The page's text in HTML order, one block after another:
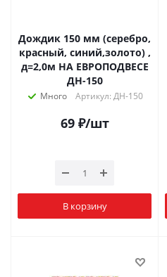
Дождик 150 мм (серебро,
красный, синий,золото) ,
д=2,0м НА ЕВРОПОДВЕСЕ
ДН-150
Много Артикул: ДН-150
69₽/шт
В корзину